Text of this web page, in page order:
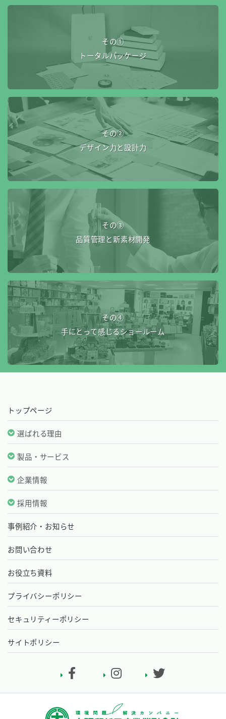
その①
トータルパッケージ
その②
デザイン力と設計力
その③
品質管理と新素材開発
その④
手にとって感じるショールーム
トップページ
選ばれる理由
製品・サービス
企業情報
採用情報
事例紹介・お知らせ
お問い合わせ
お役立ち資料
プライバシーポリシー
セキュリティーポリシー
サイトポリシー